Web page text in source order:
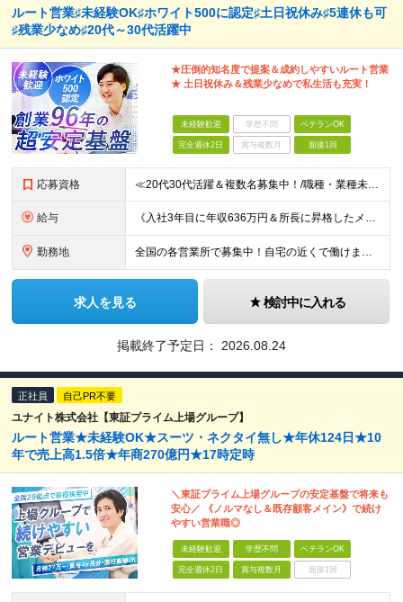
ルート営業♯未経験OK♯ホワイト500に認定♯土日祝休み♯5連休も可
♯残業少なめ♯20代～30代活躍中
★圧倒的知名度で提案＆成約しやすいルート営業
★ 土日祝休み＆残業少なめで私生活も充実！
未経験歓迎 学歴不問 ベテランOK
完全週休2日 賞与複数月 面接1回
応募資格 ≪20代30代活躍＆複数名募集中！/職種・業種未経験大歓迎/第二新卒OK≫ ◎普通自動車免許（AT限定可）をお持ちの方 └お客様先へ訪問するため、問題なく運転ができる方を想定しています。 ◎高卒以上
給与 《入社3年目に年収636万円＆所長に昇格したメンバーも！》 ◆月給245,796円～269,205円+営業実績手当+諸手当 ※試用期間3ヶ月(待遇同一) ※固定残業代(22.5時間分/35,796円～
勤務地 全国の各営業所で募集中！自宅の近くで働けます。 ※住所は一部の営業所のみ載せています ★詳細は以下のリンクをご覧ください https://www.fujiyakuhin.co.jp/shop/eig
求人を見る 検討中に入れる
掲載終了予定日： 2026.08.24
正社員 自己PR不要
ユナイト株式会社【東証プライム上場グループ】
ルート営業★未経験OK★スーツ・ネクタイ無し★年休124日★10
年で売上高1.5倍★年商270億円★17時定時
＼東証プライム上場グループの安定基盤で将来も
安心／ 《ノルマなし＆既存顧客メイン》で続け
やすい営業職◎
未経験歓迎 学歴不問 ベテランOK
完全週休2日 賞与複数月 面接1回